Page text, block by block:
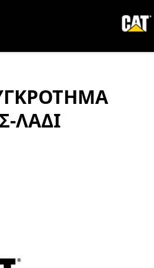
ΛΑΔΙ